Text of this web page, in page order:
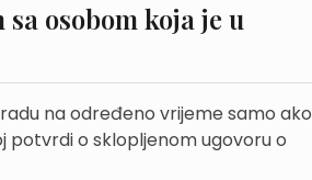
osobom koja je u
na određeno vrijeme samo ako
potvrdi o sklopljenom ugovoru o